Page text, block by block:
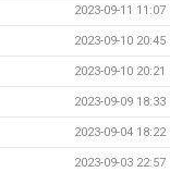
2023-09-11 11:07
2023-09-10 20:45
2023-09-10 20:21
2023-09-09 18:33
2023-09-04 18:22
2023-09-03 22:57